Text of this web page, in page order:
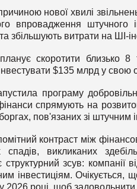
нової хвилі
впровадження штучного
та збільшують витрати на ШІ-
скоротити близько
$135 млрд у свою
програму
спрямують на
пов'язаних зі штучним
контраст між
спадів, викликаних
структурний зсув: компанії
інвестиціям.
2026 році, щоб задовольнити